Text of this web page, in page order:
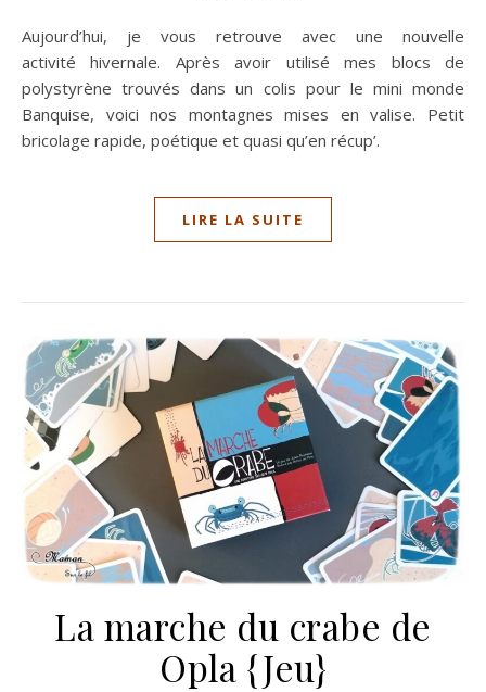
Aujourd’hui, je vous retrouve avec une nouvelle
activité hivernale. Après avoir utilisé mes blocs de
polystyrène trouvés dans un colis pour le mini monde
Banquise, voici nos montagnes mises en valise. Petit
bricolage rapide, poétique et quasi qu’en récup’.
LIRE LA SUITE
La marche du crabe de
Opla {Jeu}